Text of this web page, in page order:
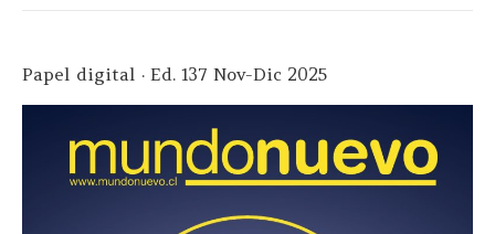
Papel digital · Ed. 137 Nov-Dic 2025